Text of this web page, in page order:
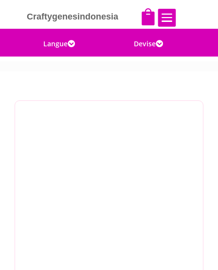
Craftygenesindonesia  
Langue Devise